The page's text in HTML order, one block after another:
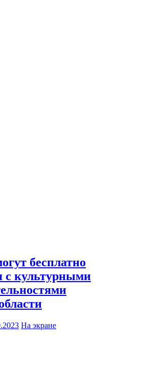
бесплатно
с культурными
На экране